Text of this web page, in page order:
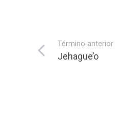
Término anterior
Jehague’o